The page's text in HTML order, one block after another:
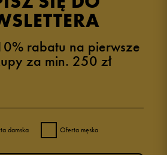
rabatu na pierwsze
za min. 250 zł
damska Oferta męska